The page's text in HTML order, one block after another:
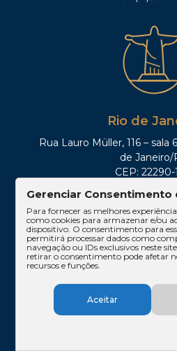
Rio de
Rua Lauro Müller, 116 –
de Janeiro/
CEP: 22290-
Tel: (21)3212-
CEP:
Gerenciar Consentimento
Para fornecer as melhores
como cookies para armazenar e/ou
dispositivo. O consentimento para
permitirá processar dados como
navegação ou IDs exclusivos neste
retirar o consentimento pode afetar
recursos e funções.
Aceitar